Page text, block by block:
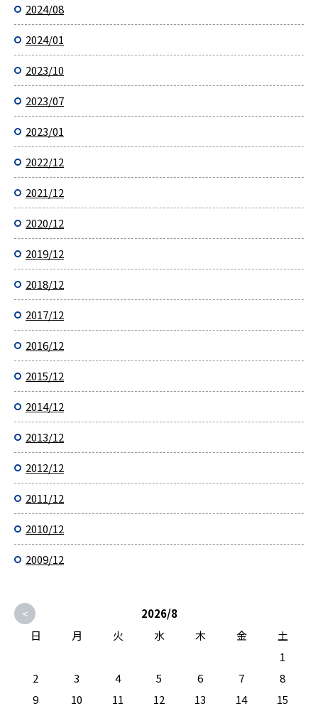
2024/08
2024/01
2023/10
2023/07
2023/01
2022/12
2021/12
2020/12
2019/12
2018/12
2017/12
2016/12
2015/12
2014/12
2013/12
2012/12
2011/12
2010/12
2009/12
<
2026/8
日
月 火 水 木 金
土
1
2
3 4 5 6 7
8
9
10 11 12 13 14
15